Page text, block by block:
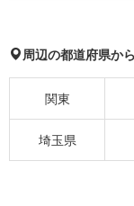
周辺の都道府県か
関東
埼玉県